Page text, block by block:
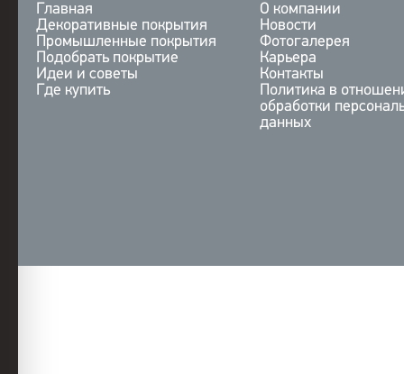
Главная
Декоративные покрытия
Промышленные покрытия
Подобрать покрытие
Идеи и советы
Где купить
О компании
Новости
Фотогалерея
Карьера
Контакты
Политика в
обработки
данных